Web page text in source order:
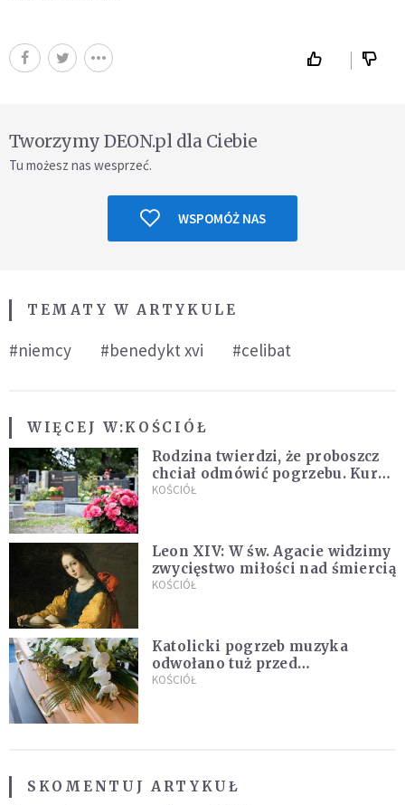
Tworzymy DEON.pl dla Ciebie
Tu możesz nas wesprzeć.
WSPOMÓŻ NAS
TEMATY W ARTYKULE
#niemcy #benedykt xvi #celibat
WIĘCEJ W:KOŚCIÓŁ
Rodzina twierdzi, że proboszcz
chciał odmówić pogrzebu. Kuria
zapowiada wyjaśnienia
KOŚCIÓŁ
Leon XIV: W św. Agacie widzimy
zwycięstwo miłości nad śmiercią
KOŚCIÓŁ
Katolicki pogrzeb muzyka
odwołano tuż przed
uroczystością. Powodem była
KOŚCIÓŁ
SKOMENTUJ ARTYKUŁ